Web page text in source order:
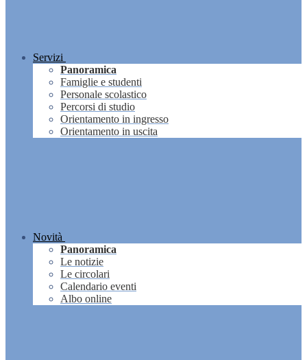
Servizi
Panoramica
Famiglie e studenti
Personale scolastico
Percorsi di studio
Orientamento in ingresso
Orientamento in uscita
Novità
Panoramica
Le notizie
Le circolari
Calendario eventi
Albo online